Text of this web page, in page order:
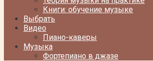
Книги: обучение музыке
Выбрать
Видео
Пиано-каверы
Музыка
Фортепиано в джазе